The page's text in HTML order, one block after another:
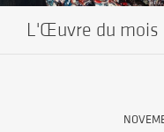
L'Œuvre du mois